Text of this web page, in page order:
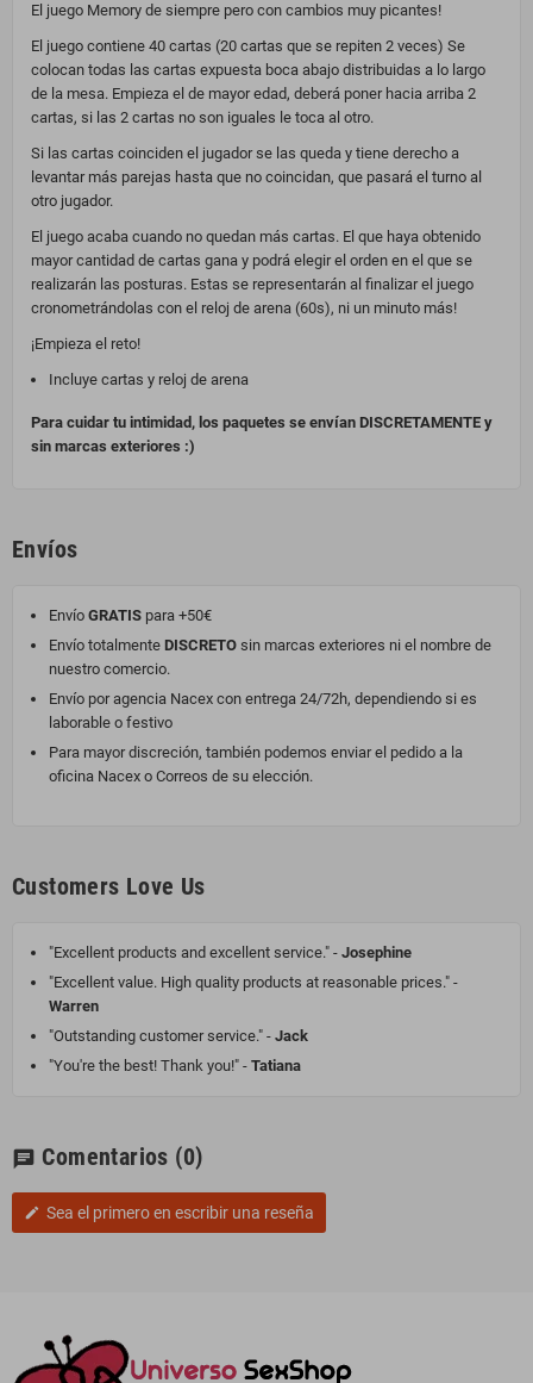
El juego Memory de siempre pero con cambios muy picantes!
El juego contiene 40 cartas (20 cartas que se repiten 2 veces) Se
colocan todas las cartas expuesta boca abajo distribuidas a lo largo
de la mesa. Empieza el de mayor edad, deberá poner hacia arriba 2
cartas, si las 2 cartas no son iguales le toca al otro.
Si las cartas coinciden el jugador se las queda y tiene derecho a
levantar más parejas hasta que no coincidan, que pasará el turno al
otro jugador.
El juego acaba cuando no quedan más cartas. El que haya obtenido
mayor cantidad de cartas gana y podrá elegir el orden en el que se
realizarán las posturas. Estas se representarán al finalizar el juego
cronometrándolas con el reloj de arena (60s), ni un minuto más!
¡Empieza el reto!
Incluye cartas y reloj de arena
Para cuidar tu intimidad, los paquetes se envían DISCRETAMENTE y
sin marcas exteriores :)
Envíos
Envío GRATIS para +50€
Envío totalmente DISCRETO sin marcas exteriores ni el nombre de
nuestro comercio.
Envío por agencia Nacex con entrega 24/72h, dependiendo si es
laborable o festivo
Para mayor discreción, también podemos enviar el pedido a la
oficina Nacex o Correos de su elección.
Customers Love Us
"Excellent products and excellent service." - Josephine
"Excellent value. High quality products at reasonable prices." -
Warren
"Outstanding customer service." - Jack
"You're the best! Thank you!" - Tatiana
chat Comentarios (0)
edit Sea el primero en escribir una reseña